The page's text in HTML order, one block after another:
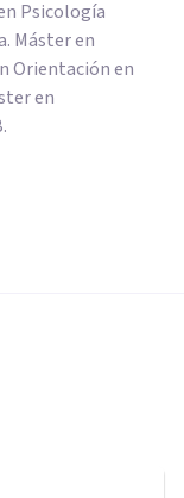
Psicología
Máster en
Orientación en
en